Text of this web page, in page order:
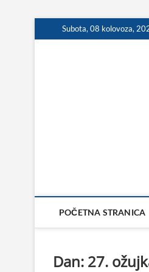
to
Subota, 08 kolovoza,
POČETNA STRANICA
Dan: 27.